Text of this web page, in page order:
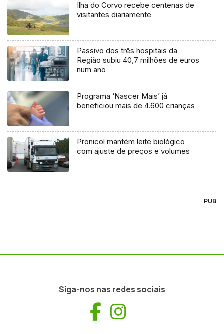
Ilha do Corvo recebe centenas de
visitantes diariamente
Passivo dos três hospitais da
Região subiu 40,7 milhões de euros
num ano
Programa ‘Nascer Mais’ já
beneficiou mais de 4.600 crianças
Pronicol mantém leite biológico
com ajuste de preços e volumes
PUB
Siga-nos nas redes sociais
Facebook